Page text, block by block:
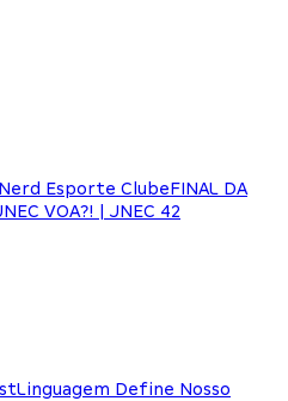
Esporte ClubeFINAL DA
VOA?! | JNEC 42
Linguagem Define Nosso